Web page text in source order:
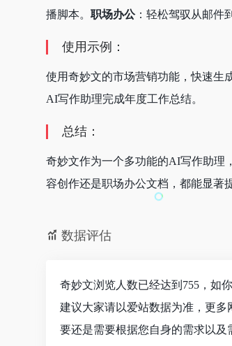
播脚本。 职场办公：轻松驾驭从邮件
使用示例：
使用奇妙文的市场营销功能，快速生
AI写作助理完成年度工作总结。
总结：
奇妙文作为一个多功能的AI写作助理
容创作还是职场办公文档，都能显著
数据评估
奇妙文浏览人数已经达到755，如
建议大家请以爱站数据为准，更
要还是需要根据您自身的需求以及